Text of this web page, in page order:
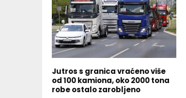
Jutros s granica vraćeno više
od 100 kamiona, oko 2000 tona
robe ostalo zarobljeno